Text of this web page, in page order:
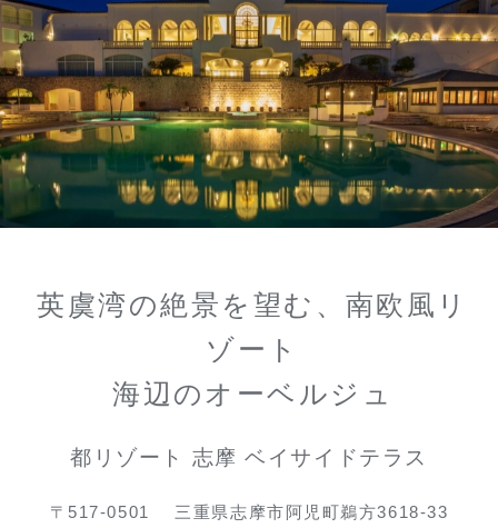
英虞湾の絶景を望む、南欧風リ
ゾート
海辺のオーベルジュ
都リゾート 志摩 ベイサイドテラス
〒517-0501
三重県志摩市阿児町鵜方3618-33